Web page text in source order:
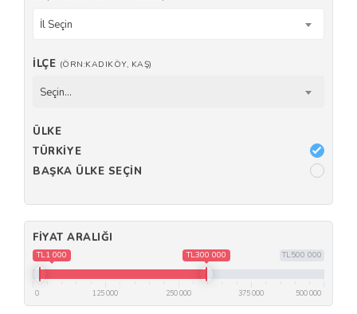
İl Seçin
İLÇE (ÖRN:KADIKÖY, KAŞ)
Seçin...
ÜLKE
TÜRKIYE
BAŞKA ÜLKE SEÇIN
FIYAT ARALIĞI
TL500 000
TL1 000 TL300 000
0 125 000 250 000 375 000 500 000